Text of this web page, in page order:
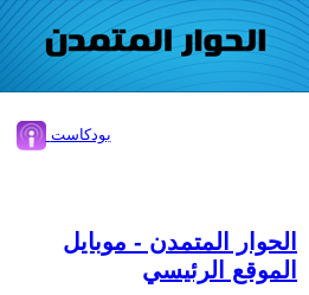
بودكاست
الحوار المتمدن - موبايل
الموقع الرئيسي